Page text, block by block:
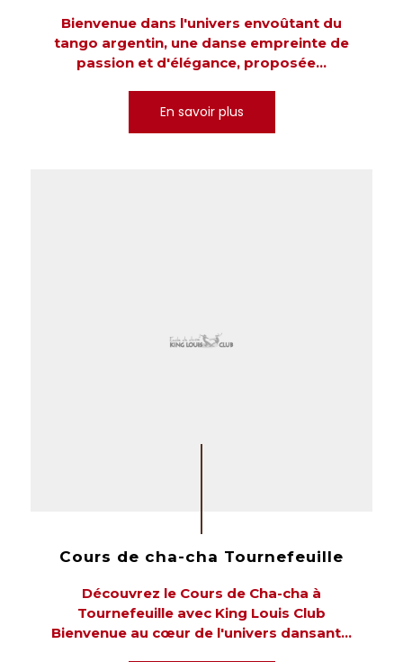
Bienvenue dans l'univers envoûtant du
tango argentin, une danse empreinte de
passion et d'élégance, proposée...
En savoir plus
Cours de cha-cha Tournefeuille
Découvrez le Cours de Cha-cha à
Tournefeuille avec King Louis Club
Bienvenue au cœur de l'univers dansant...